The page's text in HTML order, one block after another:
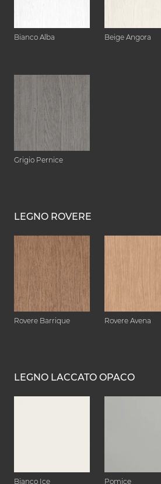
Bianco Alba Beige Angora
Grigio Pernice
LEGNO ROVERE
Rovere Barrique Rovere Avena
LEGNO LACCATO OPACO
Bianco Ice Pomice